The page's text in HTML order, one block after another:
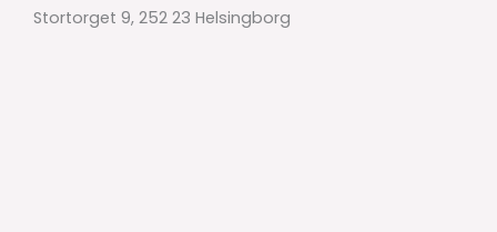
Stortorget 9, 252 23 Helsingborg